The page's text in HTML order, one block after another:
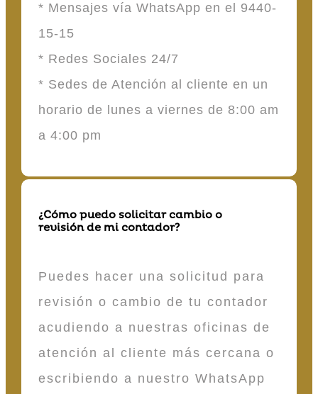
* Mensajes vía WhatsApp en el 9440-
15-15
* Redes Sociales 24/7
* Sedes de Atención al cliente en un
horario de lunes a viernes de 8:00 am
a 4:00 pm
¿Cómo puedo solicitar cambio o
revisión de mi contador?
Puedes hacer una solicitud para
revisión o cambio de tu contador
acudiendo a nuestras oficinas de
atención al cliente más cercana o
escribiendo a nuestro WhatsApp